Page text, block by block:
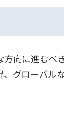
向に進むべ
グローバル